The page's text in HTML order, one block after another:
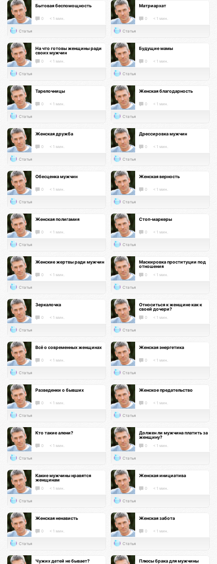
Бытовая беспомощность
0 < 1 мин.
Статья
Матриархат
0 < 1 мин.
Статья
На что готовы женщины ради
своих мужчин
0 < 1 мин.
Статья
Будущие мамы
0 < 1 мин.
Статья
Тарелочницы
0 < 1 мин.
Статья
Женская благодарность
0 < 1 мин.
Статья
Женская дружба
0 < 1 мин.
Статья
Дрессировка мужчин
0 < 1 мин.
Статья
Обесценка мужчин
0 < 1 мин.
Статья
Женская верность
0 < 1 мин.
Статья
Женская полигамия
0 < 1 мин.
Статья
Стоп-маркеры
0 < 1 мин.
Статья
Женские жертвы ради мужчин
0 < 1 мин.
Статья
Маскировка проституции под
отношения
0 < 1 мин.
Статья
Зеркалочка
0 < 1 мин.
Статья
Относиться к женщине как к
своей дочери?
0 < 1 мин.
Статья
Всё о современных женщинах
0 < 1 мин.
Статья
Женская энергетика
0 < 1 мин.
Статья
Разведенки о бывших
0 < 1 мин.
Статья
Женское предательство
0 < 1 мин.
Статья
Кто такие алени?
0 < 1 мин.
Статья
Должен ли мужчина платить за
женщину?
0 < 1 мин.
Статья
Какие мужчины нравятся
женщинам
0 < 1 мин.
Статья
Женская инициатива
0 < 1 мин.
Статья
Женская ненависть
0 < 1 мин.
Статья
Женская забота
0 < 1 мин.
Статья
Чужих детей не бывает? Плюсы брака для мужчины